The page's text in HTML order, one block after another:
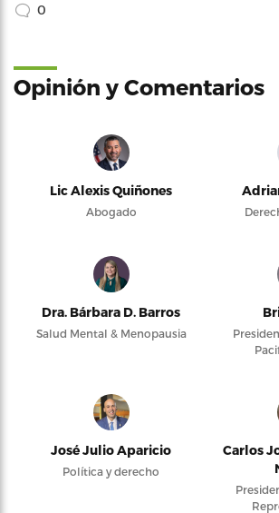
0
Opinión y Comentarios
Lic Alexis Quiñones
Abogado
Dra. Bárbara D. Barros
Salud Mental & Menopausia
José Julio Aparicio
Política y derecho
Carlos